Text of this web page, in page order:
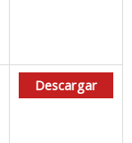
Descargar